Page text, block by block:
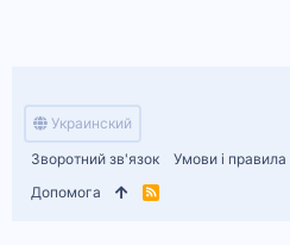
Украинский
Зворотний зв'язок
Умови і правила
Допомога
R